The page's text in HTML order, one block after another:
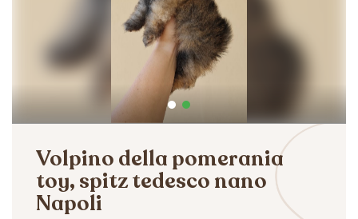
Volpino della pomerania
toy, spitz tedesco nano
Napoli